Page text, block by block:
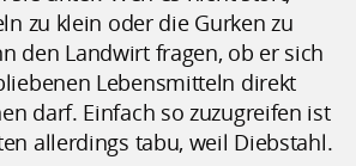
zu klein oder die Gurken zu
den Landwirt fragen, ob er sich
Lebensmitteln direkt
darf. Einfach so zuzugreifen ist
allerdings tabu, weil Diebstahl.